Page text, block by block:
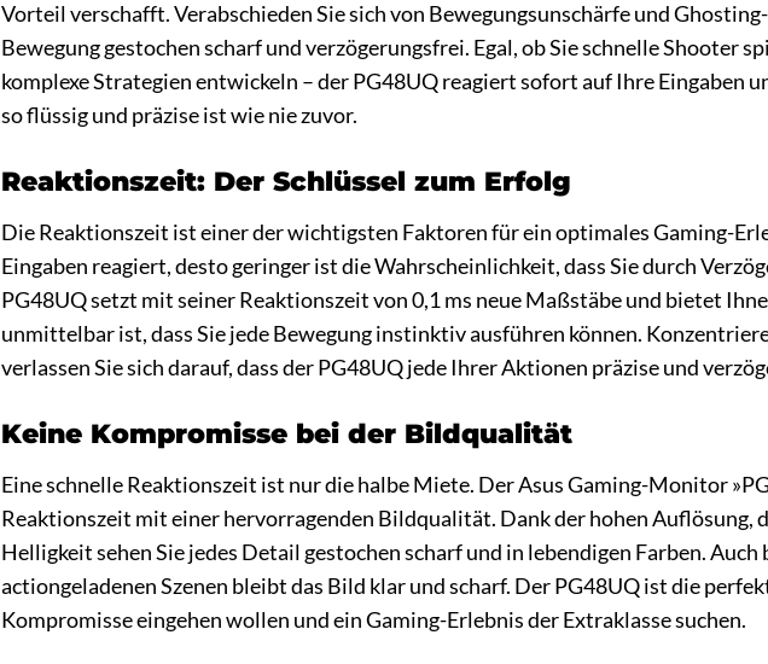
Vorteil verschafft. Verabschieden Sie sich von Bewegungsunschärfe und
Bewegung gestochen scharf und verzögerungsfrei. Egal, ob Sie schnelle Shooter
komplexe Strategien entwickeln – der PG48UQ reagiert sofort auf Ihre Eingaben
so flüssig und präzise ist wie nie zuvor.
Reaktionszeit: Der Schlüssel zum Erfolg
Die Reaktionszeit ist einer der wichtigsten Faktoren für ein optimales Gaming-
Eingaben reagiert, desto geringer ist die Wahrscheinlichkeit, dass Sie durch
PG48UQ setzt mit seiner Reaktionszeit von 0,1 ms neue Maßstäbe und bietet
unmittelbar ist, dass Sie jede Bewegung instinktiv ausführen können.
verlassen Sie sich darauf, dass der PG48UQ jede Ihrer Aktionen präzise und
Keine Kompromisse bei der Bildqualität
Eine schnelle Reaktionszeit ist nur die halbe Miete. Der Asus Gaming-Monitor
Reaktionszeit mit einer hervorragenden Bildqualität. Dank der hohen Auflösung,
Helligkeit sehen Sie jedes Detail gestochen scharf und in lebendigen Farben. Auch
actiongeladenen Szenen bleibt das Bild klar und scharf. Der PG48UQ ist die
Kompromisse eingehen wollen und ein Gaming-Erlebnis der Extraklasse suchen.